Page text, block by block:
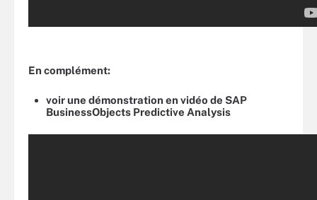
En complément:
voir une démonstration en vidéo de SAP
BusinessObjects Predictive Analysis